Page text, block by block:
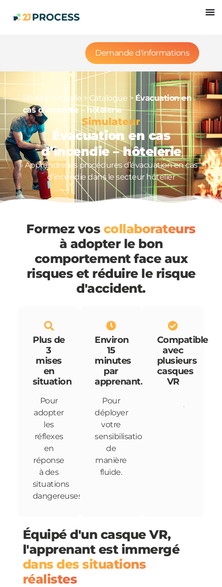
Demande d'informations
Réalité Virtuelle > Catalogue > Évacuation en
cas d’incendie – hôtelerie
Simulateur
Évacuation en cas
d’incendie – hôtelerie
Apprendre les procédures d’évacuation en cas
d’incendie dans le secteur hôtelier
Formez vos collaborateurs
à adopter le bon
comportement face aux
risques et réduire le risque
d'accident.
Plus de
3
mises
en
situation
Pour
adopter
les
réflexes
en
réponse
à des
situations
dangereuses.
Environ
15
minutes
par
apprenant.
Pour
déployer
votre
sensibilisation
de
manière
fluide.
Compatible
avec
plusieurs
casques
VR
Équipé d'un casque VR,
l'apprenant est immergé
dans des situations
réalistes